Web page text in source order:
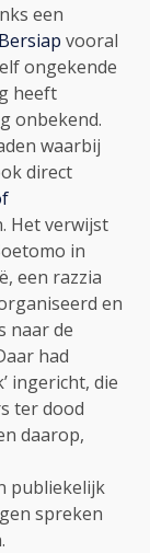
een
Bersiap vooral
ongekende
heeft
onbekend.
waarbij
direct
Het verwijst
in
een razzia
en
naar de
had
ingericht, die
ter dood
daarop,
publiekelijk
spreken